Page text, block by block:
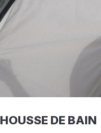
HOUSSE DE BAIN